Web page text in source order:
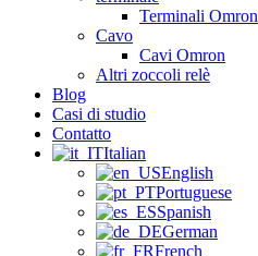
Terminali Omron
Cavo
Cavi Omron
Altri zoccoli relè
Blog
Casi di studio
Contatto
Italian
English
Portuguese
Spanish
German
French